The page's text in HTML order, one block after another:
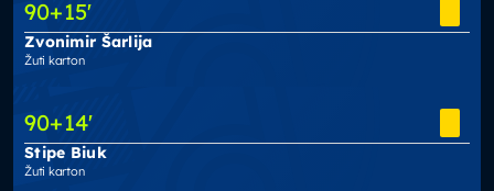
90+15'
Zvonimir Šarlija
Žuti karton
90+14'
Stipe Biuk
Žuti karton